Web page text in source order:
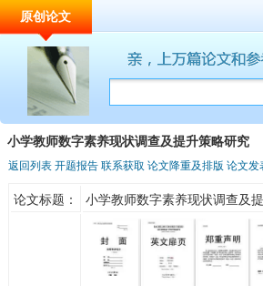
原创论文
小学教师数字素养现状调查及提升策略研究
返回列表开题报告联系获取 论文降重及排版 论文发
论文标题： 小学教师数字素养现状调查及